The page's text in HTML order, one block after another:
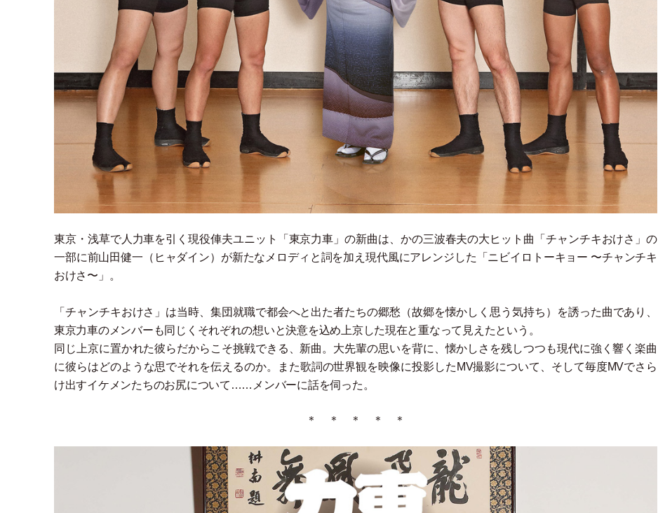
東京・ 浅草で人力車を引く現役俥夫ユニット 「 東京力車 」の新曲は、かの三波春夫の大ヒット曲 「 チャンチキおけさ 」の
一部に前山田健一 （ ヒャダイン） が新たなメロディと詞を加え現代風にアレンジした 「 ニビイロトーキョー 〜チャンチキ
おけさ〜 」 。
「 チャンチキおけさ 」 は当時、集団就職で都会へと出た者たちの郷愁 （故郷を懐かしく思う気持ち ）
を誘った曲であり、
東京力車のメンバーも同じくそれぞれの想いと決意を込め上京した現在と重なって見えたという。
同じ上京に置かれた彼らだからこそ挑戦できる、新曲。大先輩の思いを背に、懐かしさを残しつつも現代に強く響く楽曲
に彼らはどのような思でそれを伝えるのか。また歌詞の世界観を映像に投影したMV撮影について、そして毎度MVでさら
け出すイケメンたちのお尻について……メンバーに話を伺った。
＊ ＊ ＊ ＊ ＊